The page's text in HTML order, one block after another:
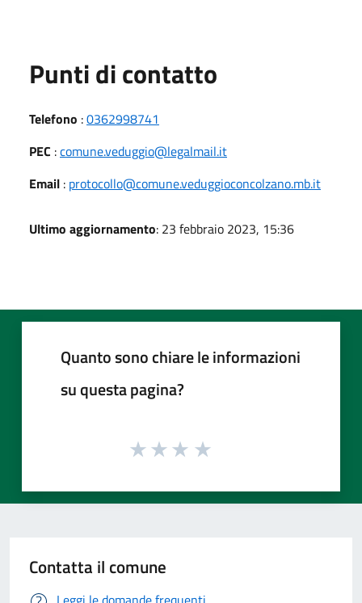
Punti di contatto
Telefono :0362998741
PEC :comune.veduggio@legalmail.it
Email : protocollo@comune.veduggioconcolzano.mb.it
Ultimo aggiornamento: 23 febbraio 2023, 15:36
Quanto sono chiare le informazioni
su questa pagina?
Contatta il comune